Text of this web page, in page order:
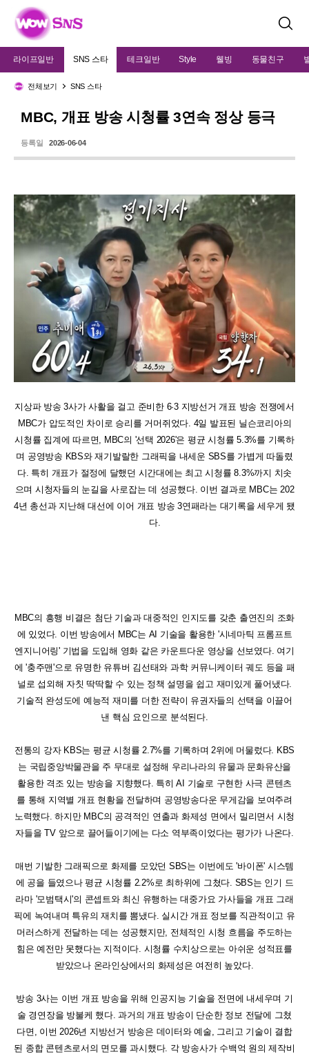
검
라이프일반 SNS 스타 테크일반 Style 웰빙 동물친구
전체보기 SNS 스타
MBC, 개표 방송 시청률 3연속 정상 등극
등록일 2026-06-04
지상파 방송 3사가 사활을 걸고 준비한 6·3 지방선거 개표 방송 전쟁에서
MBC가 압도적인 차이로 승리를 거머쥐었다. 4일 발표된 닐슨코리아의
시청률 집계에 따르면, MBC의 '선택 2026'은 평균 시청률 5.3%를 기록하
며 공영방송 KBS와 재기발랄한 그래픽을 내세운 SBS를 가볍게 따돌렸
다. 특히 개표가 절정에 달했던 시간대에는 최고 시청률 8.3%까지 치솟
으며 시청자들의 눈길을 사로잡는 데 성공했다. 이번 결과로 MBC는 202
4년 총선과 지난해 대선에 이어 개표 방송 3연패라는 대기록을 세우게 됐
다.
MBC의 흥행 비결은 첨단 기술과 대중적인 인지도를 갖춘 출연진의 조화
에 있었다. 이번 방송에서 MBC는 AI 기술을 활용한 '시네마틱 프롬프트
엔지니어링' 기법을 도입해 영화 같은 카운트다운 영상을 선보였다. 여기
에 '충주맨'으로 유명한 유튜버 김선태와 과학 커뮤니케이터 궤도 등을 패
널로 섭외해 자칫 딱딱할 수 있는 정책 설명을 쉽고 재미있게 풀어냈다.
기술적 완성도에 예능적 재미를 더한 전략이 유권자들의 선택을 이끌어
낸 핵심 요인으로 분석된다.
전통의 강자 KBS는 평균 시청률 2.7%를 기록하며 2위에 머물렀다. KBS
는 국립중앙박물관을 주 무대로 설정해 우리나라의 유물과 문화유산을
활용한 격조 있는 방송을 지향했다. 특히 AI 기술로 구현한 사극 콘텐츠
를 통해 지역별 개표 현황을 전달하며 공영방송다운 무게감을 보여주려
노력했다. 하지만 MBC의 공격적인 연출과 화제성 면에서 밀리면서 시청
자들을 TV 앞으로 끌어들이기에는 다소 역부족이었다는 평가가 나온다.
매번 기발한 그래픽으로 화제를 모았던 SBS는 이번에도 '바이폰' 시스템
에 공을 들였으나 평균 시청률 2.2%로 최하위에 그쳤다. SBS는 인기 드
라마 '모범택시'의 콘셉트와 최신 유행하는 대중가요 가사들을 개표 그래
픽에 녹여내며 특유의 재치를 뽐냈다. 실시간 개표 정보를 직관적이고 유
머러스하게 전달하는 데는 성공했지만, 전체적인 시청 흐름을 주도하는
힘은 예전만 못했다는 지적이다. 시청률 수치상으로는 아쉬운 성적표를
받았으나 온라인상에서의 화제성은 여전히 높았다.
방송 3사는 이번 개표 방송을 위해 인공지능 기술을 전면에 내세우며 기
술 경연장을 방불케 했다. 과거의 개표 방송이 단순한 정보 전달에 그쳤
다면, 이번 2026년 지방선거 방송은 데이터와 예술, 그리고 기술이 결합
된 종합 콘텐츠로서의 면모를 과시했다. 각 방송사가 수백억 원의 제작비